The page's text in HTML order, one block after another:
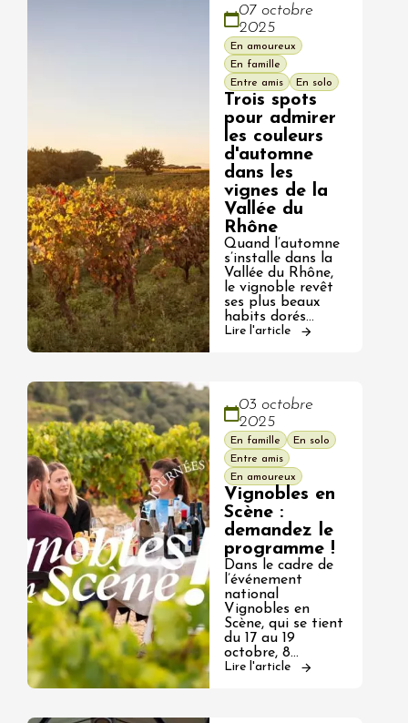
07 octobre
2025
En amoureux
En famille
Entre amis
En solo
Trois spots
pour admirer
les couleurs
d'automne
dans les
vignes de la
Vallée du
Rhône
Quand l’automne
s’installe dans la
Vallée du Rhône,
le vignoble revêt
ses plus beaux
habits dorés…
Lire l'article
03 octobre
2025
En famille
En solo
Entre amis
En amoureux
Vignobles en
Scène :
demandez le
programme !
Dans le cadre de
l’événement
national
Vignobles en
Scène, qui se tient
du 17 au 19
octobre, 8…
Lire l'article